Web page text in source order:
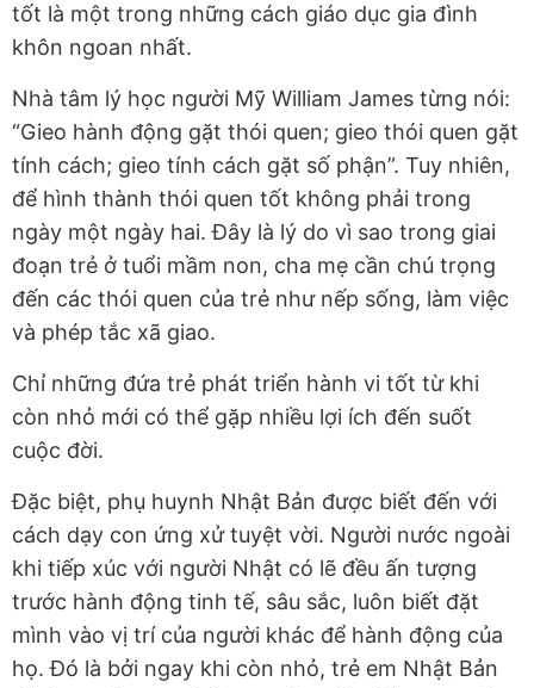
tốt là một trong những cách giáo dục gia đình
khôn ngoan nhất.
Nhà tâm lý học người Mỹ William James từng nói:
“Gieo hành động gặt thói quen; gieo thói quen gặt
tính cách; gieo tính cách gặt số phận”. Tuy nhiên,
để hình thành thói quen tốt không phải trong
ngày một ngày hai. Đây là lý do vì sao trong giai
đoạn trẻ ở tuổi mầm non, cha mẹ cần chú trọng
đến các thói quen của trẻ như nếp sống, làm việc
và phép tắc xã giao.
Chỉ những đứa trẻ phát triển hành vi tốt từ khi
còn nhỏ mới có thể gặp nhiều lợi ích đến suốt
cuộc đời.
Đặc biệt, phụ huynh Nhật Bản được biết đến với
cách dạy con ứng xử tuyệt vời. Người nước ngoài
khi tiếp xúc với người Nhật có lẽ đều ấn tượng
trước hành động tinh tế, sâu sắc, luôn biết đặt
mình vào vị trí của người khác để hành động của
họ. Đó là bởi ngay khi còn nhỏ, trẻ em Nhật Bản